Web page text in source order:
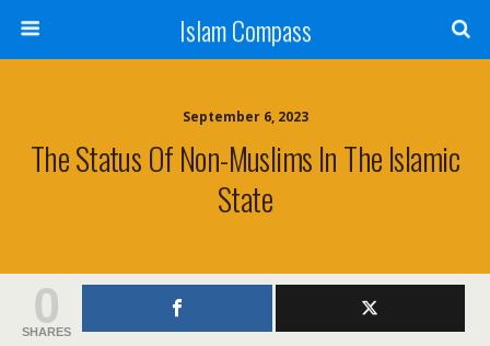
Islam Compass
September 6, 2023
The Status Of Non-Muslims In The Islamic
State
0
SHARES